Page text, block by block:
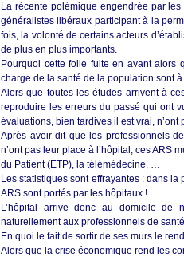
La récente polémique engendrée par
généralistes libéraux participant à la
fois, la volonté de certains acteurs
de plus en plus importants.
Pourquoi cette folle fuite en avant alors
charge de la santé de la population sont
Alors que toutes les études arrivent à
reproduire les erreurs du passé qui ont
évaluations, bien tardives il est vrai,
Après avoir dit que les professionnels
n’ont pas leur place à l’hôpital, ces ARS
du Patient (ETP), la télémédecine, …
Les statistiques sont effrayantes : dans
ARS sont portés par les hôpitaux !
L’hôpital arrive donc au domicile de
naturellement aux professionnels de
En quoi le fait de sortir de ses murs le
Alors que la crise économique rend les